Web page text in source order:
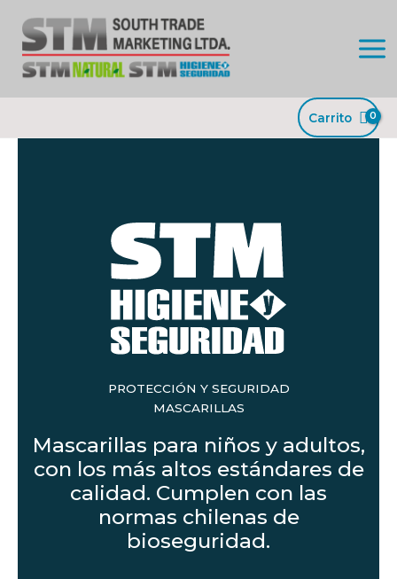
contenido
Carrito
PROTECCIÓN Y SEGURIDAD
MASCARILLAS
Mascarillas para niños y adultos,
con los más altos estándares de
calidad. Cumplen con las
normas chilenas de
bioseguridad.